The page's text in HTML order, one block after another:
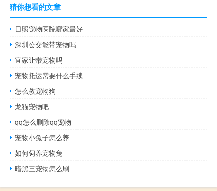
猜你想看的文章
日照宠物医院哪家最好
深圳公交能带宠物吗
宜家让带宠物吗
宠物托运需要什么手续
怎么教宠物狗
龙猫宠物吧
qq怎么删除qq宠物
宠物小兔子怎么养
如何饲养宠物兔
暗黑三宠物怎么刷